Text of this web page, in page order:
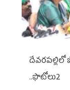
..ఫొటోలు2